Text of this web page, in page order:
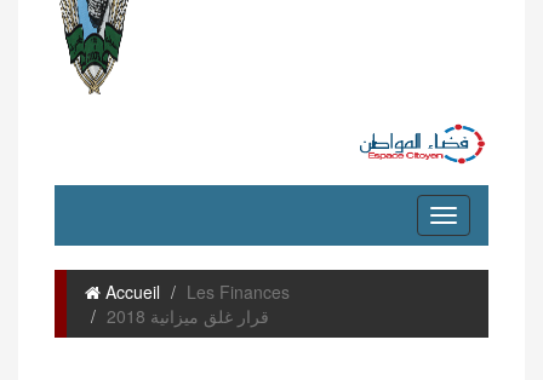
Accueil
Les Finances
قرار غلق ميزانية 2018